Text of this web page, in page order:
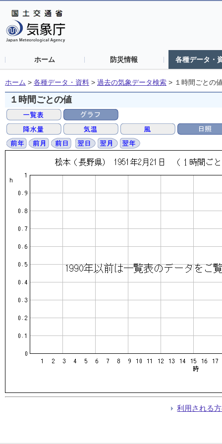
ホーム 防災情報 各種データ・
ホーム > 各種データ・資料 > 過去の気象データ検索 > １時間ごとの
１時間ごとの値
利用される